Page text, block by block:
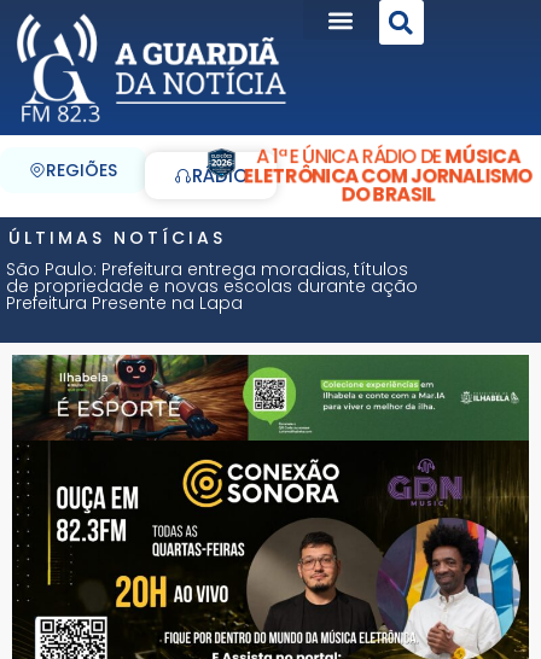
REGIÕES RÁDIO
A 1ª E ÚNICA RÁDIO DEMÚSICA
ELETRÔNICA COM JORNALISMO
DO BRASIL
ÚLTIMAS NOTÍCIAS
São Paulo: Prefeitura entrega moradias, títulos
de propriedade e novas escolas durante ação
Prefeitura Presente na Lapa